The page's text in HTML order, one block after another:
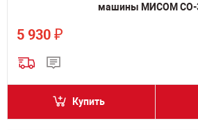
машины МИСОМ СО-
5 930 ₽
Купить